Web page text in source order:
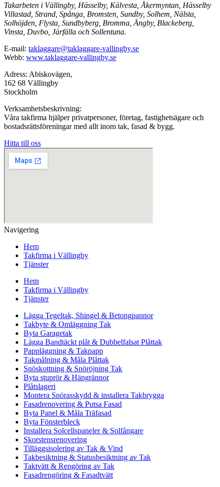
Takarbeten i Vällingby, Hässelby, Kälvesta, Åkermyntan, Hässelby
Villastad, Strand, Spånga, Bromsten, Sundby, Solhem, Nälsta,
Solhöjden, Flysta, Sundbyberg, Bromma, Ängby, Blackeberg,
Vinsta, Duvbo, Järfälla och Sollentuna.
E-mail: taklaggare@taklaggare-vallingby.se
Webb: www.taklaggare-vallingby.se
Adress: Abiskovägen,
162 68 Vällingby
Stockholm
Verksamhetsbeskrivning:
Våra takfirma hjälper privatpersoner, företag, fastighetsägare och
bostadsrättsföreningar med allt inom tak, fasad & bygg.
Hitta till oss
Navigering
Hem
Takfirma i Vällingby
Tjänster
Hem
Takfirma i Vällingby
Tjänster
Lägga Tegeltak, Shingel & Betongpannor
Takbyte & Omläggning Tak
Byta Garagetak
Lägga Bandtäckt plåt & Dubbelfalsat Plåttak
Pappläggning & Takpapp
Takmålning & Måla Plåttak
Snöskottning & Snöröjning Tak
Byta stuprör & Hängrännor
Plåtslageri
Montera Snörasskydd & installera Takbrygga
Fasadrenovering & Putsa Fasad
Byta Panel & Måla Träfasad
Byta Fönsterbleck
Installera Solcellspaneler & Solfångare
Skorstensrenovering
Tilläggsisolering av Tak & Vind
Takbesiktning & Statusbesiktning av Tak
Taktvätt & Rengöring av Tak
Fasadrengöring & Fasadtvätt